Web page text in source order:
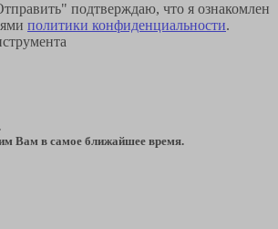
подтверждаю, что я ознакомлен
политики конфиденциальности.
Вам в самое ближайшее время.